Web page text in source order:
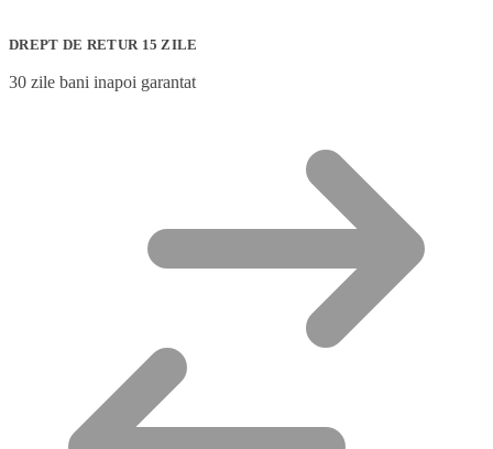
DREPT DE RETUR 15 ZILE
30 zile bani inapoi garantat